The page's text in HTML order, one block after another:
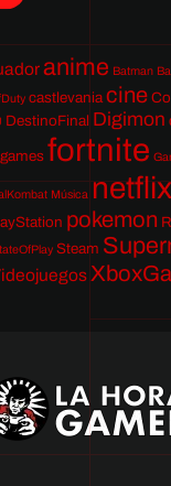
anime Batman
castlevania cine
DestinoFinal Digimon
fortnite
Música netflix
pokemon
Steam